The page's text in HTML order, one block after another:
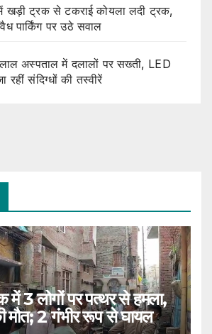
में खड़ी ट्रक से टकराई कोयला लदी ट्रक,
पार्किंग पर उठे सवाल
अस्पताल में दलालों पर सख्ती, LED
रहीं संदिग्धों की तस्वीरें
में 3 लोगों पर पत्थर से हमला,
मौत; 2 गंभीर रूप से घायल